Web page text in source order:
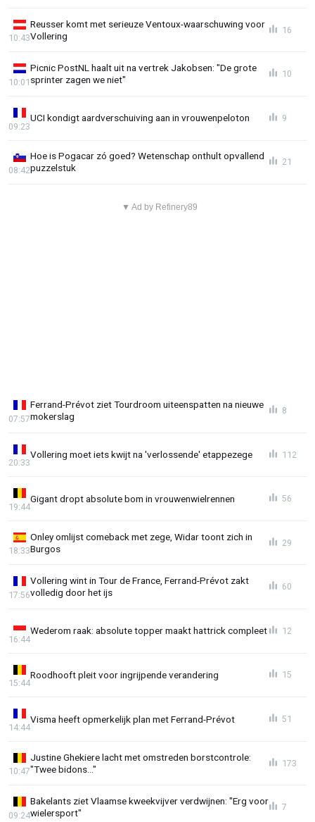
Reusser komt met serieuze Ventoux-waarschuwing voor
Vollering
10:43
16
Picnic PostNL haalt uit na vertrek Jakobsen: "De grote
sprinter zagen we niet"
10:01
10
UCI kondigt aardverschuiving aan in vrouwenpeloton
09:23
9
Hoe is Pogacar zó goed? Wetenschap onthult opvallend
puzzelstuk
08:42
21
▼ Ad by Refinery89
Ferrand-Prévot ziet Tourdroom uiteenspatten na nieuwe
mokerslag
07:57
8
Vollering moet iets kwijt na 'verlossende' etappezege
20:33
112
Gigant dropt absolute bom in vrouwenwielrennen
19:44
56
Onley omlijst comeback met zege, Widar toont zich in
Burgos
18:33
29
Vollering wint in Tour de France, Ferrand-Prévot zakt
volledig door het ijs
17:56
60
Wederom raak: absolute topper maakt hattrick compleet
16:44
12
Roodhooft pleit voor ingrijpende verandering
15:44
15
Visma heeft opmerkelijk plan met Ferrand-Prévot
14:44
51
Justine Ghekiere lacht met omstreden borstcontrole:
"Twee bidons..."
10:47
173
Bakelants ziet Vlaamse kweekvijver verdwijnen: "Erg voor
wielersport"
09:24
7